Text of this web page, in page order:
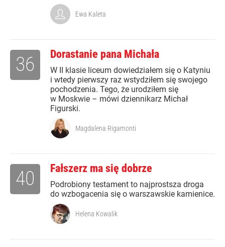
Ewa Kaleta
Dorastanie pana Michała
W II klasie liceum dowiedziałem się o Katyniu
i wtedy pierwszy raz wstydziłem się swojego
pochodzenia. Tego, że urodziłem się
w Moskwie – mówi dziennikarz Michał
Figurski.
36
Magdalena Rigamonti
Fałszerz ma się dobrze
Podrobiony testament to najprostsza droga
do wzbogacenia się o warszawskie kamienice.
40
Helena Kowalik